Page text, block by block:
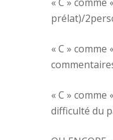
prélat)/
« C »
« C »
difficulté du